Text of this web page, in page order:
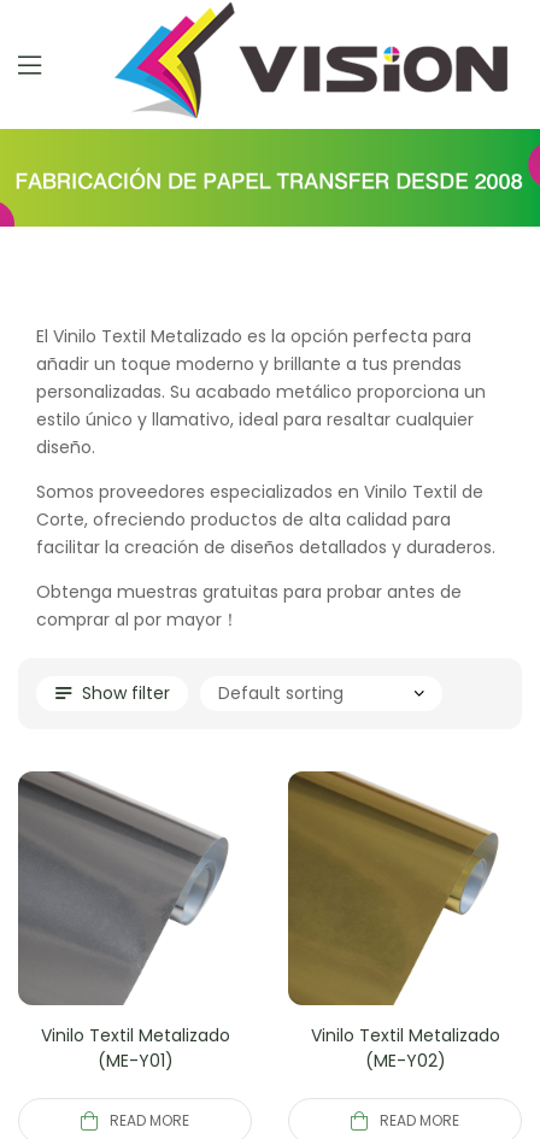
El Vinilo Textil Metalizado es la opción perfecta para
añadir un toque moderno y brillante a tus prendas
personalizadas. Su acabado metálico proporciona un
estilo único y llamativo, ideal para resaltar cualquier
diseño.
Somos proveedores especializados en Vinilo Textil de
Corte, ofreciendo productos de alta calidad para
facilitar la creación de diseños detallados y duraderos.
Obtenga muestras gratuitas para probar antes de
comprar al por mayor！
Show filter
Vinilo Textil Metalizado
(ME-Y01)
READ MORE
Vinilo Textil Metalizado
(ME-Y02)
READ MORE